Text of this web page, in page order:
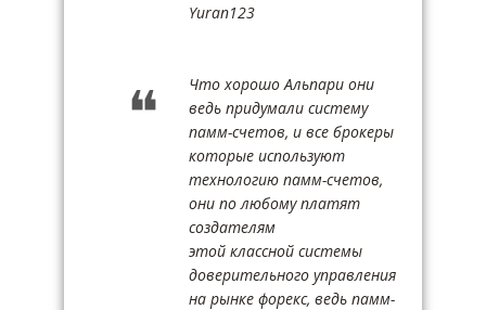
Yuran123
Что хорошо Альпари они
ведь придумали систему
памм-счетов, и все брокеры
которые используют
технологию памм-счетов,
они по любому платят
создателям
этой классной системы
доверительного управления
на рынке форекс, ведь памм-